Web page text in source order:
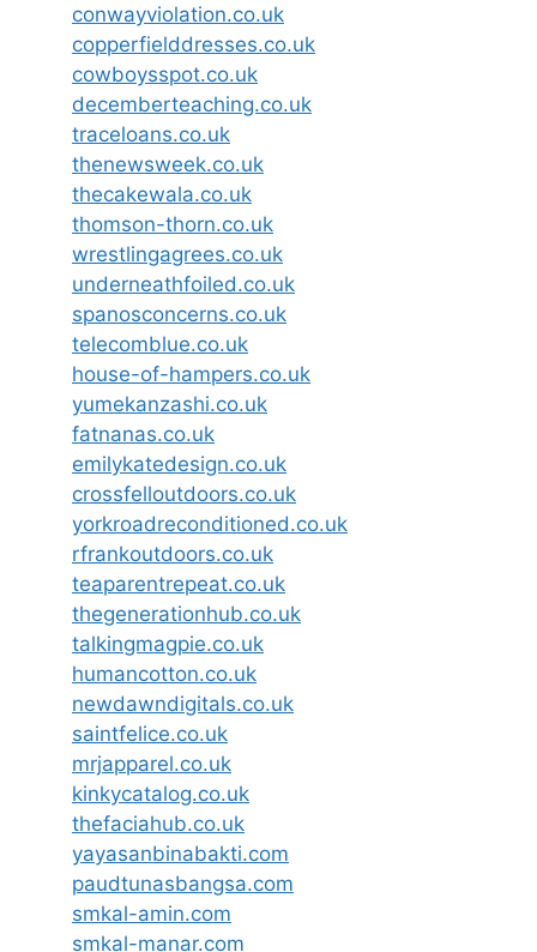
conwayviolation.co.uk
copperfielddresses.co.uk
cowboysspot.co.uk
decemberteaching.co.uk
traceloans.co.uk
thenewsweek.co.uk
thecakewala.co.uk
thomson-thorn.co.uk
wrestlingagrees.co.uk
underneathfoiled.co.uk
spanosconcerns.co.uk
telecomblue.co.uk
house-of-hampers.co.uk
yumekanzashi.co.uk
fatnanas.co.uk
emilykatedesign.co.uk
crossfelloutdoors.co.uk
yorkroadreconditioned.co.uk
rfrankoutdoors.co.uk
teaparentrepeat.co.uk
thegenerationhub.co.uk
talkingmagpie.co.uk
humancotton.co.uk
newdawndigitals.co.uk
saintfelice.co.uk
mrjapparel.co.uk
kinkycatalog.co.uk
thefaciahub.co.uk
yayasanbinabakti.com
paudtunasbangsa.com
smkal-amin.com
smkal-manar.com